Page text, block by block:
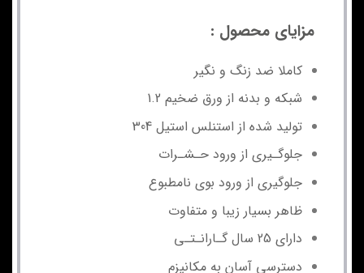
مزایای محصول :
کاملا ضد زنگ و نگیر
شبکه و بدنه از ورق ضخیم 1.2
تولید شده از استنلس استیل 304
جلوگـیری از ورود حـشـرات
جلوگیری از ورود بوی نامطبوع
ظاهر بسیار زیبا و متفاوت
دارای 25 سال گـارانـتـی
دسترسی آسان به مکانیزم